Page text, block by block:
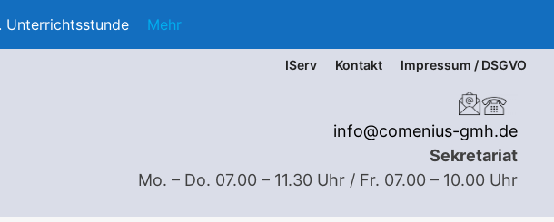
Unterrichtsstunde Mehr
IServ Kontakt Impressum / DSGVO
info@comenius-gmh.de
Sekretariat
Mo. – Do. 07.00 – 11.30 Uhr / Fr. 07.00 – 10.00 Uhr